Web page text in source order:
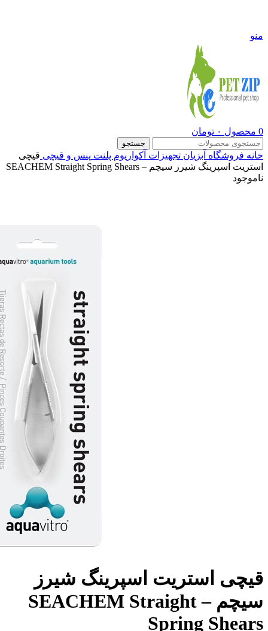
منو
0 محصول ۰ تومان
جستجو
خانه فروشگاه آبزیان تجهیزات آکواریوم پلنت پنس و قیچی قیچی
استریت اسپرینگ شیرز سیچم – SEACHEM Straight Spring Shears
ناموجود
قیچی استریت اسپرینگ شیرز
سیچم – SEACHEM Straight
Spring Shears